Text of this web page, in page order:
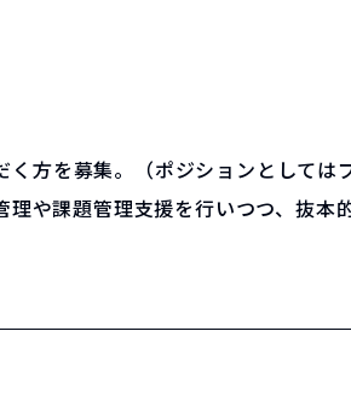
方を募集。（ポジションとしては
や課題管理支援を行いつつ、抜本